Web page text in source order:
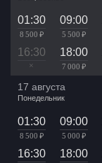
01:30
8 500 ₽
09:00
5 500 ₽
16:30
×
18:00
7 000 ₽
17 августа
Понедельник
01:30
8 500 ₽
09:00
5 000 ₽
16:30 18:00